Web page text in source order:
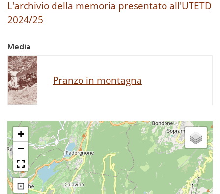
L'archivio della memoria presentato all'UTETD
2024/25
Media
Pranzo in montagna
+
−
⊡